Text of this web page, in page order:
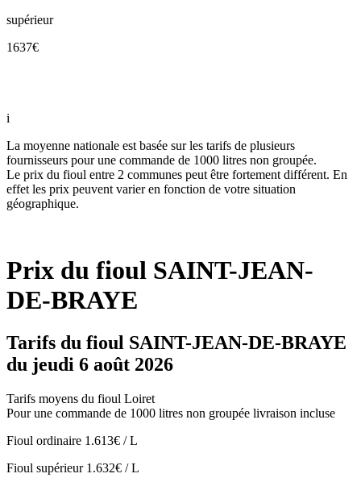
supérieur
1637€
i
La moyenne nationale est basée sur les tarifs de plusieurs
fournisseurs pour une commande de 1000 litres non groupée.
Le prix du fioul entre 2 communes peut être fortement différent. En
effet les prix peuvent varier en fonction de votre situation
géographique.
Prix du fioul SAINT-JEAN-
DE-BRAYE
Tarifs du fioul SAINT-JEAN-DE-BRAYE
du jeudi 6 août 2026
Tarifs moyens du fioul Loiret
Pour une commande de 1000 litres non groupée livraison incluse
Fioul ordinaire 1.613€ / L
Fioul supérieur 1.632€ / L